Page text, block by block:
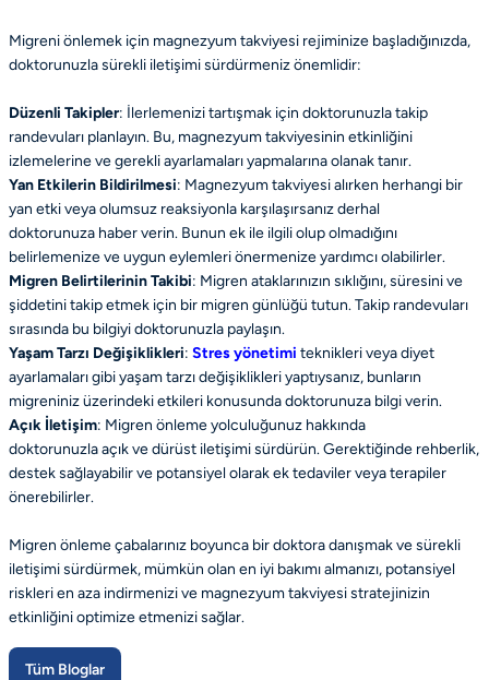
Migreni önlemek için magnezyum takviyesi rejiminize başladığınızda,
doktorunuzla sürekli iletişimi sürdürmeniz önemlidir:
Düzenli Takipler: İlerlemenizi tartışmak için doktorunuzla takip
randevuları planlayın. Bu, magnezyum takviyesinin etkinliğini
izlemelerine ve gerekli ayarlamaları yapmalarına olanak tanır.
Yan Etkilerin Bildirilmesi: Magnezyum takviyesi alırken herhangi bir
yan etki veya olumsuz reaksiyonla karşılaşırsanız derhal
doktorunuza haber verin. Bunun ek ile ilgili olup olmadığını
belirlemenize ve uygun eylemleri önermenize yardımcı olabilirler.
Migren Belirtilerinin Takibi: Migren ataklarınızın sıklığını, süresini ve
şiddetini takip etmek için bir migren günlüğü tutun. Takip randevuları
sırasında bu bilgiyi doktorunuzla paylaşın.
Yaşam Tarzı Değişiklikleri: Stres yönetimi teknikleri veya diyet
ayarlamaları gibi yaşam tarzı değişiklikleri yaptıysanız, bunların
migreniniz üzerindeki etkileri konusunda doktorunuza bilgi verin.
Açık İletişim: Migren önleme yolculuğunuz hakkında
doktorunuzla açık ve dürüst iletişimi sürdürün. Gerektiğinde rehberlik,
destek sağlayabilir ve potansiyel olarak ek tedaviler veya terapiler
önerebilirler.
Migren önleme çabalarınız boyunca bir doktora danışmak ve sürekli
iletişimi sürdürmek, mümkün olan en iyi bakımı almanızı, potansiyel
riskleri en aza indirmenizi ve magnezyum takviyesi stratejinizin
etkinliğini optimize etmenizi sağlar.
Tüm Bloglar